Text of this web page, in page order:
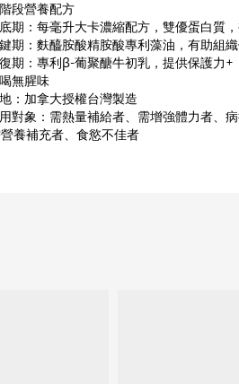
階段營養配方
底期：每毫升大卡濃縮配方，雙優蛋白質
鍵期：麩醯胺酸精胺酸專利藻油，有助組
復期：專利β-葡聚醣牛初乳，提供保護力+
無腥味
地：加拿大授權台灣製造
用對象：需熱量補給者、需增強體力者、病
養補充者、食慾不佳者